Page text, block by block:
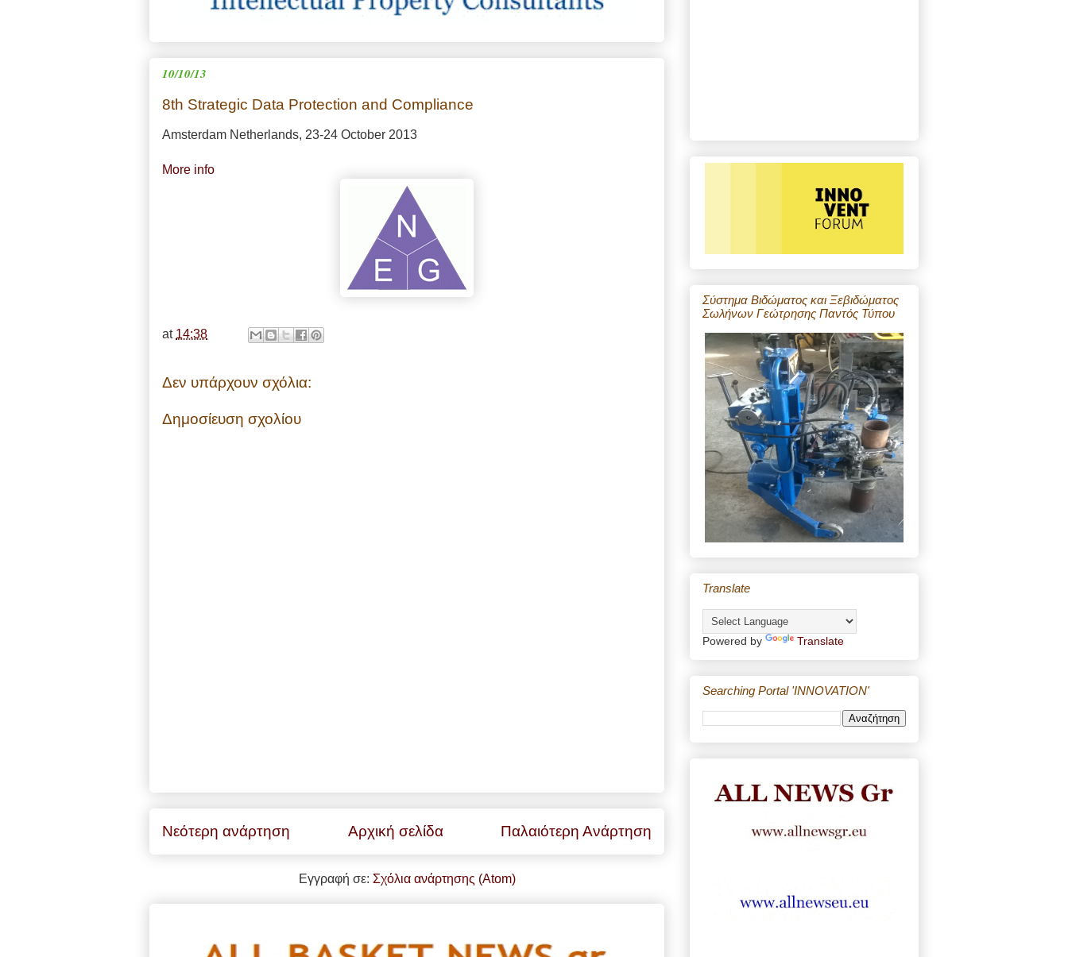
10/10/13
8th Strategic Data Protection and Compliance
Amsterdam Netherlands, 23-24 October 2013
More info
at 14:38
Δεν υπάρχουν σχόλια:
Δημοσίευση σχολίου
Νεότερη ανάρτηση Παλαιότερη Ανάρτηση
Αρχική σελίδα
Εγγραφή σε: Σχόλια ανάρτησης (Atom)
Σύστημα Βιδώματος και Ξεβιδώματος
Σωλήνων Γεώτρησης Παντός Τύπου
Translate
Powered by Translate
Searching Portal 'INNOVATION'